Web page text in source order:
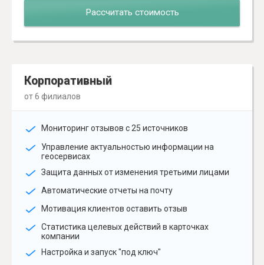
Рассчитать стоимость
Корпоративный
от 6 филиалов
Мониторинг отзывов с 25 источников
Управление актуальностью информации на
геосервисах
Защита данных от изменения третьими лицами
Автоматические отчеты на почту
Мотивация клиентов оставить отзыв
Статистика целевых действий в карточках
компании
Настройка и запуск "под ключ"